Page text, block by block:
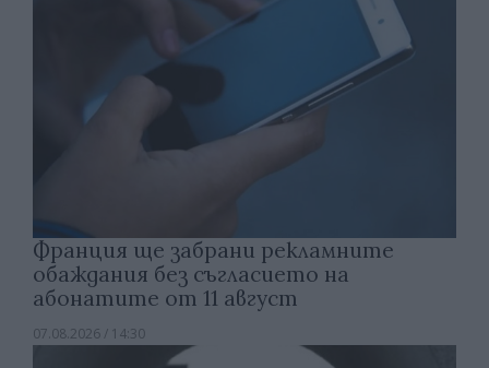
Франция ще забрани рекламните
обаждания без съгласието на
абонатите от 11 август
07.08.2026 / 14:30